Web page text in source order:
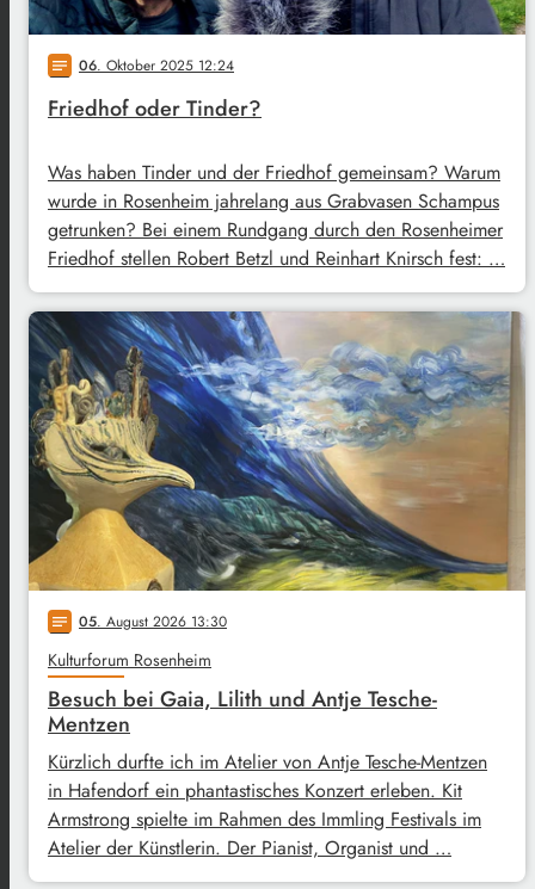
notes 06. Oktober 2025 12:24
Friedhof oder Tinder?
Was haben Tinder und der Friedhof gemeinsam? Warum
wurde in Rosenheim jahrelang aus Grabvasen Schampus
getrunken? Bei einem Rundgang durch den Rosenheimer
Friedhof stellen Robert Betzl und Reinhart Knirsch fest: …
notes 05. August 2026 13:30
Kulturforum Rosenheim
Besuch bei Gaia, Lilith und Antje Tesche-
Mentzen
Kürzlich durfte ich im Atelier von Antje Tesche-Mentzen
in Hafendorf ein phantastisches Konzert erleben. Kit
Armstrong spielte im Rahmen des Immling Festivals im
Atelier der Künstlerin. Der Pianist, Organist und …